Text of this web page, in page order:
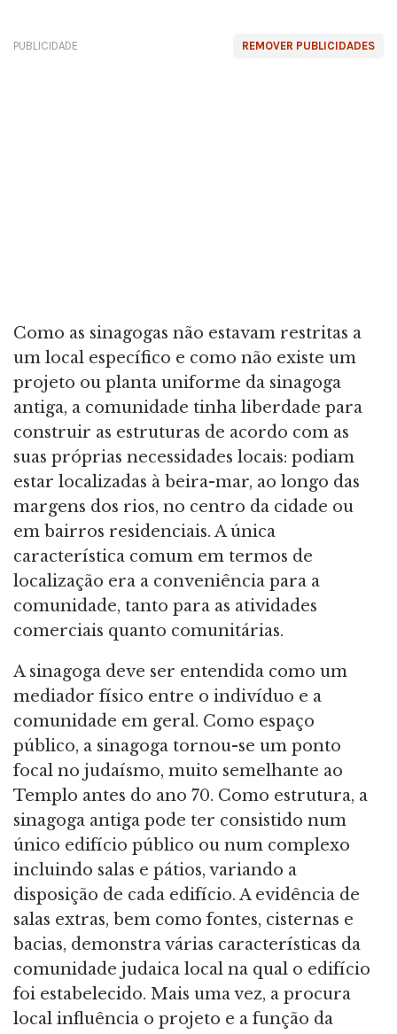
REMOVER PUBLICIDADES
PUBLICIDADE
Como as sinagogas não estavam restritas a
um local específico e como não existe um
projeto ou planta uniforme da sinagoga
antiga, a comunidade tinha liberdade para
construir as estruturas de acordo com as
suas próprias necessidades locais: podiam
estar localizadas à beira-mar, ao longo das
margens dos rios, no centro da cidade ou
em bairros residenciais. A única
característica comum em termos de
localização era a conveniência para a
comunidade, tanto para as atividades
comerciais quanto comunitárias.
A sinagoga deve ser entendida como um
mediador físico entre o indivíduo e a
comunidade em geral. Como espaço
público, a sinagoga tornou-se um ponto
focal no judaísmo, muito semelhante ao
Templo antes do ano 70. Como estrutura, a
sinagoga antiga pode ter consistido num
único edifício público ou num complexo
incluindo salas e pátios, variando a
disposição de cada edifício. A evidência de
salas extras, bem como fontes, cisternas e
bacias, demonstra várias características da
comunidade judaica local na qual o edifício
foi estabelecido. Mais uma vez, a procura
local influência o projeto e a função da